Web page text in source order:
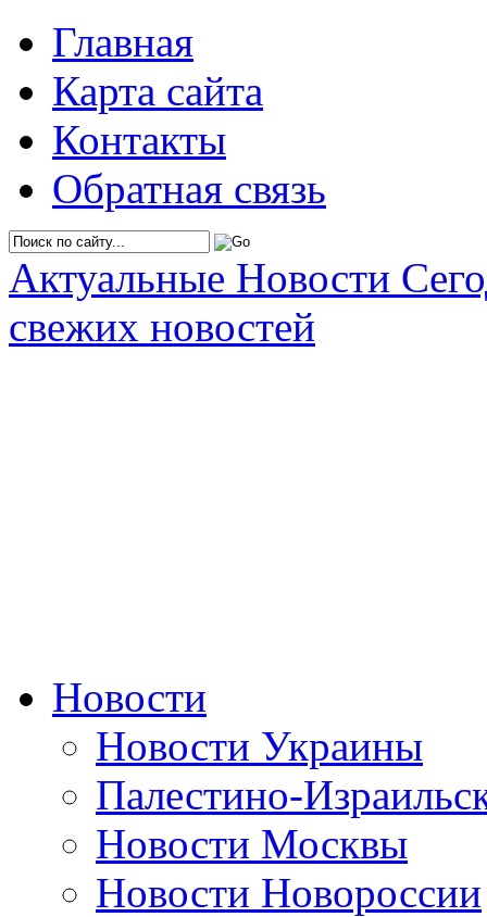
Главная
Карта сайта
Контакты
Обратная связь
Актуальные Новости
свежих новостей
Новости
Новости Украины
Палестино-
Новости Москвы
Новости Новороссии